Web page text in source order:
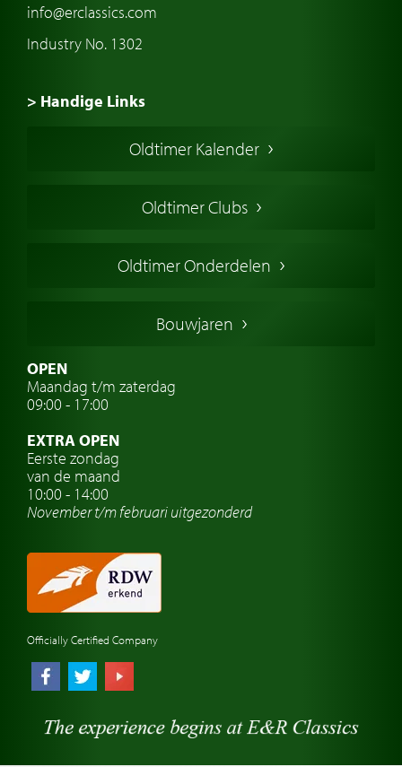
info@erclassics.com
Industry No. 1302
> Handige Links
Amerikaanse oldtimers
Franse oldtimers
Zweedse oldtimers
Oldtimer verzekering
Oldtimer reizen
Oldtimerwerkplaats
Automerk horloges
Classic cars Nederland
Oldtimer Kalender
Oldtimer Clubs
Oldtimer Onderdelen
Bouwjaren
OPEN
Maandag t/m zaterdag
09:00 - 17:00
EXTRA OPEN
Eerste zondag
van de maand
10:00 - 14:00
November t/m februariuitgezonderd
Officially Certified Company